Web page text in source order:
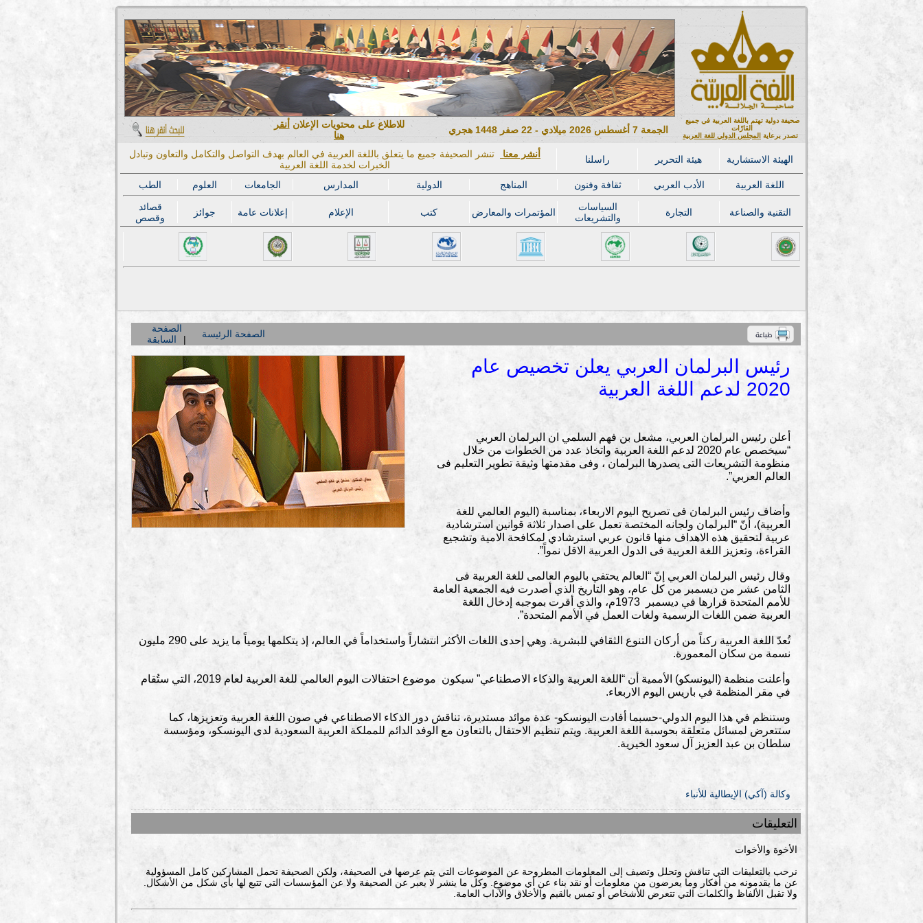
للاطلاع على محتويات الإعلان أنقر
هنا
صحيفة دولية تهتم باللغة العربية في جميع
القارّات
تصدر برعاية
المجلس الدولي للغة العربية
أنشر معنا
تنشر الصحيفة جميع ما يتعلق باللغة العربية في العالم بهدف التواصل والتكامل والتعاون وتبادل
الخبرات لخدمة اللغة العربية
راسلنا هيئة التحرير الهيئة الاستشارية
الطب العلوم الجامعات المدارس الدولية المناهج ثقافة وفنون الأدب العربي
اللغة العربية
قصائد
وقصص
جوائز إعلانات عامة الإعلام كتب المؤتمرات والمعارض
السياسات
والتشريعات
التجارة التقنية والصناعة
الصفحة
السابقة
الصفحة الرئيسة
رئيس البرلمان العربي يعلن تخصيص عام
2020 لدعم اللغة العربية
أعلن رئيس البرلمان العربي، مشعل بن فهم السلمي ان البرلمان العربي
“سيخصص عام 2020 لدعم اللغة العربية واتخاذ عدد من الخطوات من خلال
منظومة التشريعات التى يصدرها البرلمان ، وفى مقدمتها وثيقة تطوير التعليم فى
العالم العربي”.
وأضاف رئيس البرلمان فى تصريح اليوم الاربعاء، بمناسبة (اليوم العالمي للغة
العربية)، أنّ “البرلمان ولجانه المختصة تعمل على اصدار ثلاثة قوانين استرشادية
عربية لتحقيق هذه الاهداف منها قانون عربي استرشادي لمكافحة الامية وتشجيع
القراءة، وتعزيز اللغة العربية فى الدول العربية الاقل نمواً”.
وقال رئيس البرلمان العربي إنّ “العالم يحتفي باليوم العالمى للغة العربية فى
الثامن عشر من ديسمبر من كل عام، وهو التاريخ الذي أصدرت فيه الجمعية العامة
للأمم المتحدة قرارها في ديسمبر 1973م، والذي أقرت بموجبه إدخال اللغة
العربية ضمن اللغات الرسمية ولغات العمل في الأمم المتحدة”.
تُعدّ اللغة العربية ركناً من أركان التنوع الثقافي للبشرية. وهي إحدى اللغات الأكثر انتشاراً واستخداماً في العالم، إذ يتكلمها يومياً ما يزيد على 290 مليون
نسمة من سكان المعمورة.
وأعلنت منظمة (اليونسكو) الأممية أن “اللغة العربية والذكاء الاصطناعي” سيكون موضوع احتفالات اليوم العالمي للغة العربية لعام 2019، التي ستُقام
في مقر المنظمة في باريس اليوم الاربعاء.
وستنظم في هذا اليوم الدولي-حسبما أفادت اليونسكو- عدة موائد مستديرة، تناقش دور الذكاء الاصطناعي في صون اللغة العربية وتعزيزها، كما
ستتعرض لمسائل متعلقة بحوسبة اللغة العربية. ويتم تنظيم الاحتفال بالتعاون مع الوفد الدائم للمملكة العربية السعودية لدى اليونسكو، ومؤسسة
سلطان بن عبد العزيز آل سعود الخيرية.
وكالة (آكي) الإيطالية للأنباء
التعليقات
الأخوة والأخوات
نرحب بالتعليقات التي تناقش وتحلل وتضيف إلى المعلومات المطروحة عن الموضوعات التي يتم عرضها في الصحيفة، ولكن الصحيفة تحمل المشاركين كامل المسؤولية
عن ما يقدمونه من أفكار وما يعرضون من معلومات أو نقد بناء عن أي موضوع. وكل ما ينشر لا يعبر عن الصحيفة ولا عن المؤسسات التي تتبع لها بأي شكل من الأشكال.
ولا تقبل الألفاظ والكلمات التي تتعرض للأشخاص أو تمس بالقيم والأخلاق والآداب العامة.